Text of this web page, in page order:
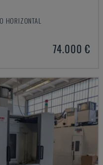
HORIZONTAL
74.000 €